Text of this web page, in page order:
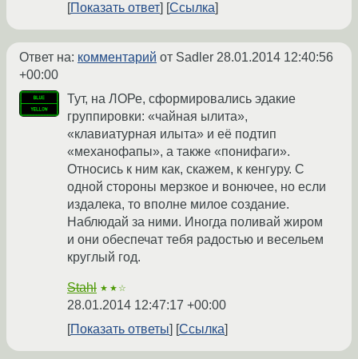
Показать ответ
Ссылка
Ответ на: комментарий от Sadler 28.01.2014 12:40:56
+00:00
Тут, на ЛОРе, сформировались эдакие
группировки: «чайная ылита»,
«клавиатурная илыта» и её подтип
«механофапы», а также «понифаги».
Относись к ним как, скажем, к кенгуру. С
одной стороны мерзкое и вонючее, но если
издалека, то вполне милое создание.
Наблюдай за ними. Иногда поливай жиром
и они обеспечат тебя радостью и весельем
круглый год.
Stahl ★★☆
28.01.2014 12:47:17 +00:00
Показать ответы
Ссылка